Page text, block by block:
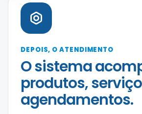
DEPOIS, O ATENDIMENTO
O sistema
produtos,
agendamentos.